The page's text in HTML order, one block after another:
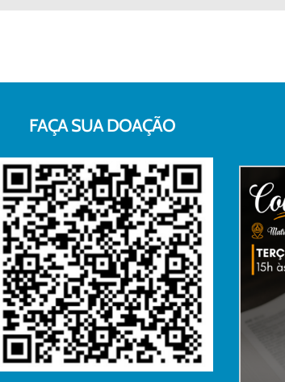
FAÇA SUA DOAÇÃO